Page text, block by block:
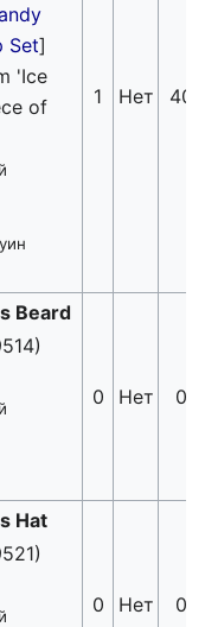
Set]
'Ice
of
1 Нет 40
Beard
0 Нет 0
Hat
0 Нет 0